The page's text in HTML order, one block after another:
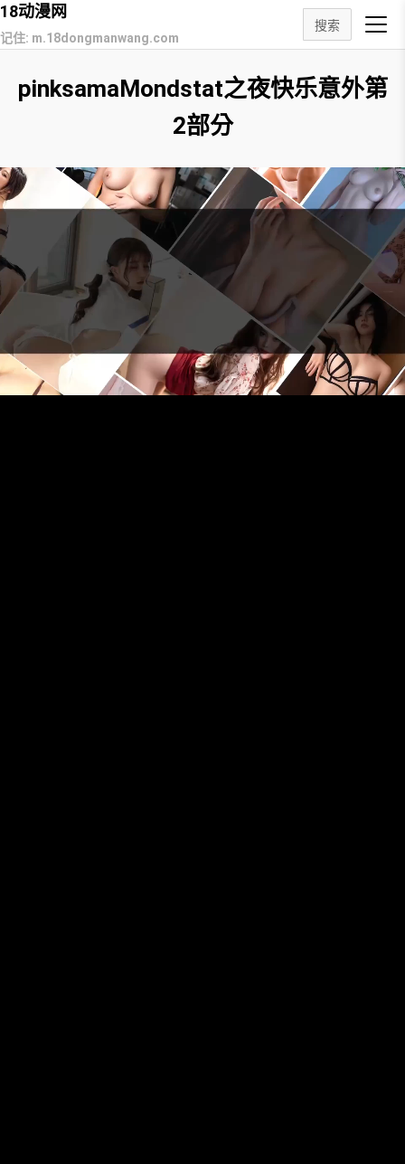
18动漫网
记住: m.18dongmanwang.com
搜索
pinksamaMondstat之夜快乐意外第
2部分